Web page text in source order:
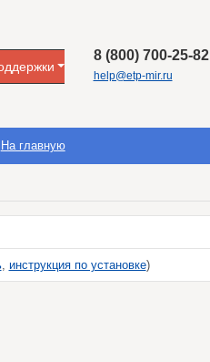
8 (800) 700-25-82
help@etp-mir.ru
На главную
, инструкция по установке)